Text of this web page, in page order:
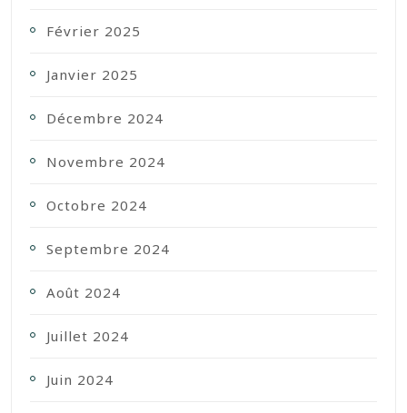
Février 2025
Janvier 2025
Décembre 2024
Novembre 2024
Octobre 2024
Septembre 2024
Août 2024
Juillet 2024
Juin 2024